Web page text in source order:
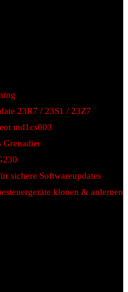
23R7 / 23S1 / 23Z7
md1cs003
Grenadier
sichere Softwareupdates
klonen & anlernen